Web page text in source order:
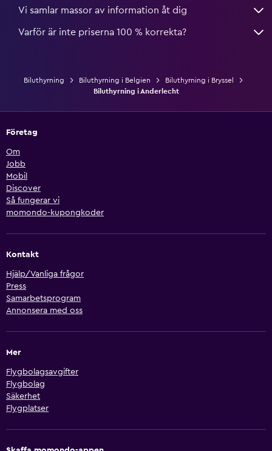
Vi samlar massor av information åt dig
Varför är inte priserna 100 % korrekta?
Biluthyrning Biluthyrning i Belgien
Biluthyrning i Bryssel
Biluthyrning i Anderlecht
Företag
Om
Jobb
Mobil
Discover
Så fungerar vi
momondo-kupongkoder
Kontakt
Hjälp/Vanliga frågor
Press
Samarbetsprogram
Annonsera med oss
Mer
Flygbolagsavgifter
Flygbolag
Säkerhet
Flygplatser